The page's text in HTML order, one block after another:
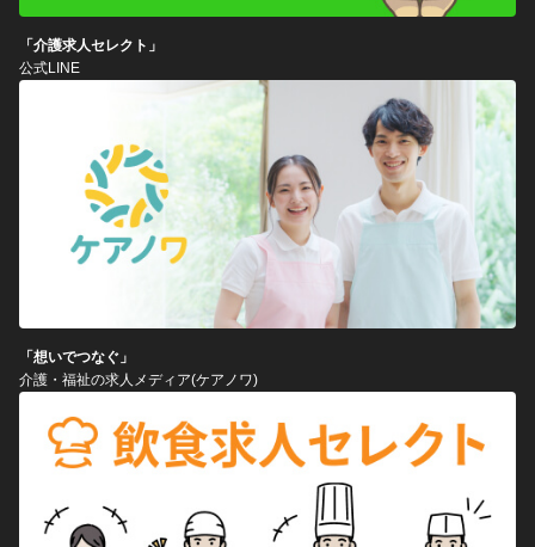
「介護求人セレクト」
公式LINE
「想いでつなぐ」
介護・福祉の求人メディア(ケアノワ)